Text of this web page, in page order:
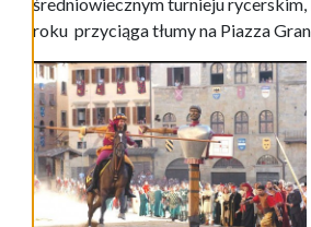
roku przyciąga tłumy na Piazza